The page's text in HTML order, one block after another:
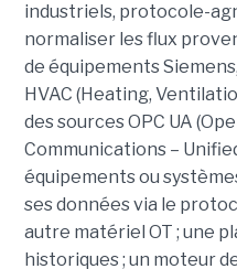
industriels, protocole-
normaliser les flux
de équipements
HVAC (Heating,
des sources OPC UA
Communications –
équipements ou
ses données via le
autre matériel OT ; une
historiques ; un moteur